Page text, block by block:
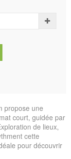
propose une
court, guidée par
de lieux,
cette
pour découvrir